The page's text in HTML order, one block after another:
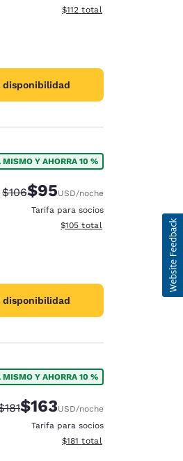
Ver detalles totales
$112 total
disponibilidad
MISMO Y AHORRA 10 %
Tarifa tachada:
$106Tarifa reducida:
$95USD/noche
Tarifa para socios
Ver detalles totales
$105 total
disponibilidad
MISMO Y AHORRA 10 %
tachada:
Tarifa reducida:
$163USD/noche
Tarifa para socios
Ver detalles totales
$181 total